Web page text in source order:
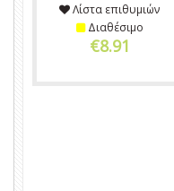
Λίστα επιθυμιών
Διαθέσιμο
€8.91